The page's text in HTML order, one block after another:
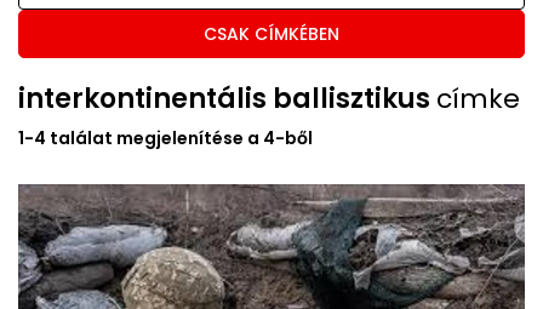
CSAK CÍMKÉBEN
interkontinentális ballisztikus címke
1-4 találat megjelenítése a 4-ből